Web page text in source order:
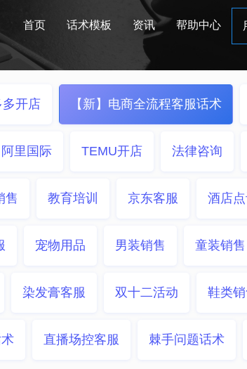
首页 话术模板 资讯 帮助中心
多开店 【新】电商全流程客服话术
阿里国际 TEMU开店 法律咨询
售 教育培训 京东客服 酒店
宠物用品 男装销售 童装销售
染发膏客服 双十二活动 鞋类销
直播场控客服 棘手问题话术